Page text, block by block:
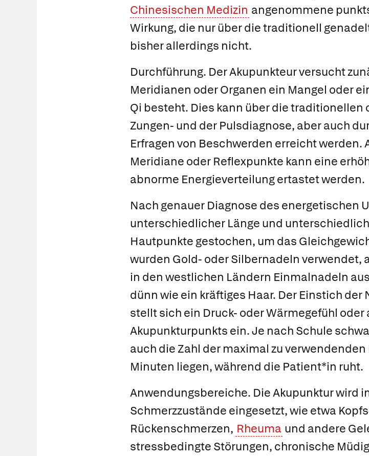
Chinesischen Medizin angenommene
Wirkung, die nur über die traditionell
bisher allerdings nicht.
Durchführung. Der Akupunkteur versucht
Meridianen oder Organen ein Mangel oder
Qi besteht. Dies kann über die
Zungen- und der Pulsdiagnose, aber auch
Erfragen von Beschwerden erreicht werden.
Meridiane oder Reflexpunkte kann eine
abnorme Energieverteilung ertastet werden.
Nach genauer Diagnose des energetischen
unterschiedlicher Länge und
Hautpunkte gestochen, um das
wurden Gold- oder Silbernadeln verwendet,
in den westlichen Ländern Einmalnadeln
dünn wie ein kräftiges Haar. Der Einstich
stellt sich ein Druck- oder Wärmegefühl
Akupunkturpunkts ein. Je nach Schule
auch die Zahl der maximal zu
Minuten liegen, während die Patient*in ruht.
Anwendungsbereiche. Die Akupunktur wird
Schmerzzustände eingesetzt, wie etwa
Rückenschmerzen, Rheuma und andere
stressbedingte Störungen, chronische